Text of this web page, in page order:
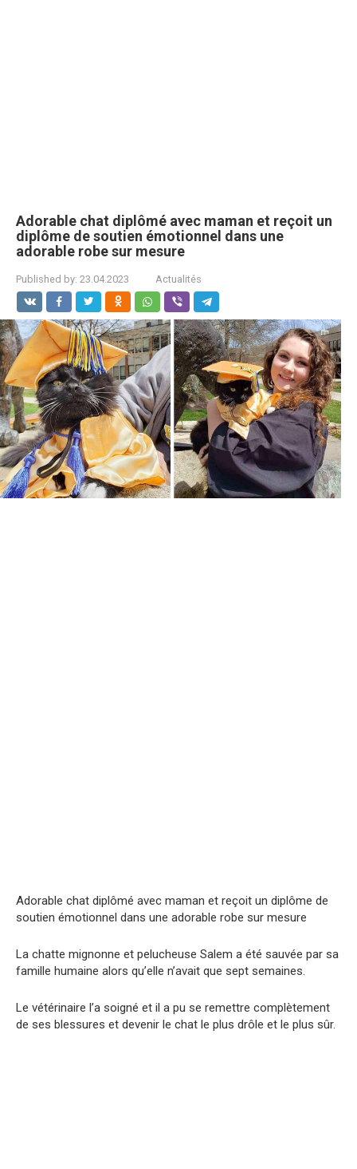
Adorable chat diplômé avec maman et reçoit un
diplôme de soutien émotionnel dans une
adorable robe sur mesure
Published by: 23.04.2023 Actualités
Adorable chat diplômé avec maman et reçoit un diplôme de
soutien émotionnel dans une adorable robe sur mesure
La chatte mignonne et pelucheuse Salem a été sauvée par sa
famille humaine alors qu’elle n’avait que sept semaines.
Le vétérinaire l’a soigné et il a pu se remettre complètement
de ses blessures et devenir le chat le plus drôle et le plus sûr.